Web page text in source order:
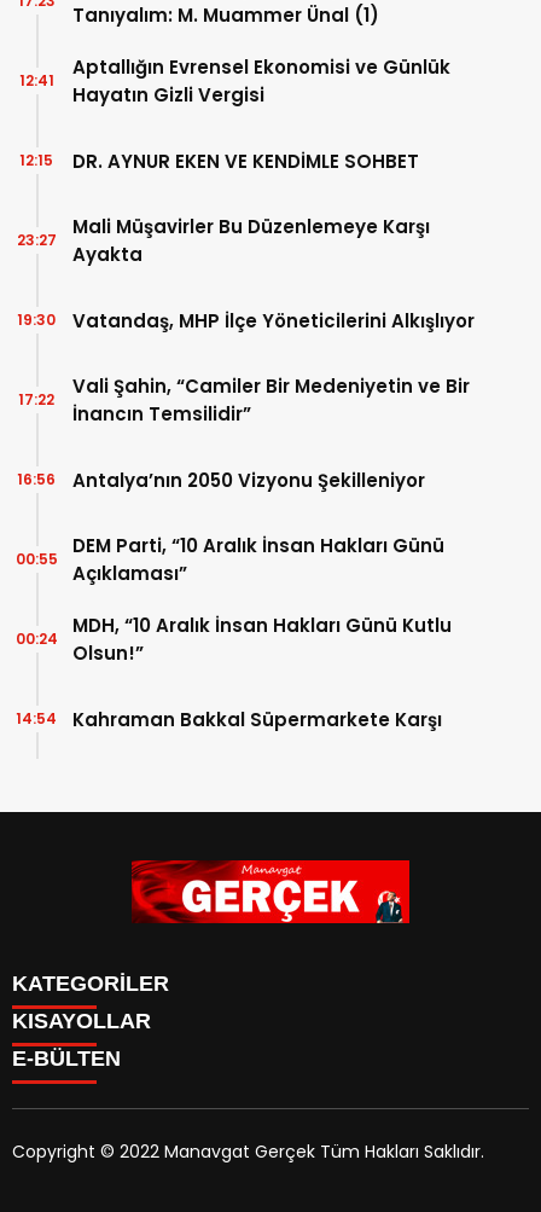
Tanıyalım: M. Muammer Ünal (1)
Aptallığın Evrensel Ekonomisi ve Günlük
Hayatın Gizli Vergisi
12:41
DR. AYNUR EKEN VE KENDİMLE SOHBET
12:15
Mali Müşavirler Bu Düzenlemeye Karşı
Ayakta
23:27
Vatandaş, MHP İlçe Yöneticilerini Alkışlıyor
19:30
Vali Şahin, “Camiler Bir Medeniyetin ve Bir
İnancın Temsilidir”
17:22
Antalya’nın 2050 Vizyonu Şekilleniyor
16:56
DEM Parti, “10 Aralık İnsan Hakları Günü
Açıklaması”
00:55
MDH, “10 Aralık İnsan Hakları Günü Kutlu
Olsun!”
00:24
Kahraman Bakkal Süpermarkete Karşı
14:54
KATEGORİLER
Siyaset
Eğitim
Yazarlar
KISAYOLLAR
E-BÜLTEN
Copyright © 2022 Manavgat Gerçek Tüm Hakları Saklıdır.